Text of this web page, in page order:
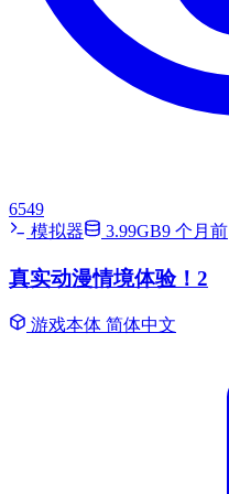
6549
模拟器
3.99GB9 个月前
真实动漫情境体验！2
游戏本体 简体中文